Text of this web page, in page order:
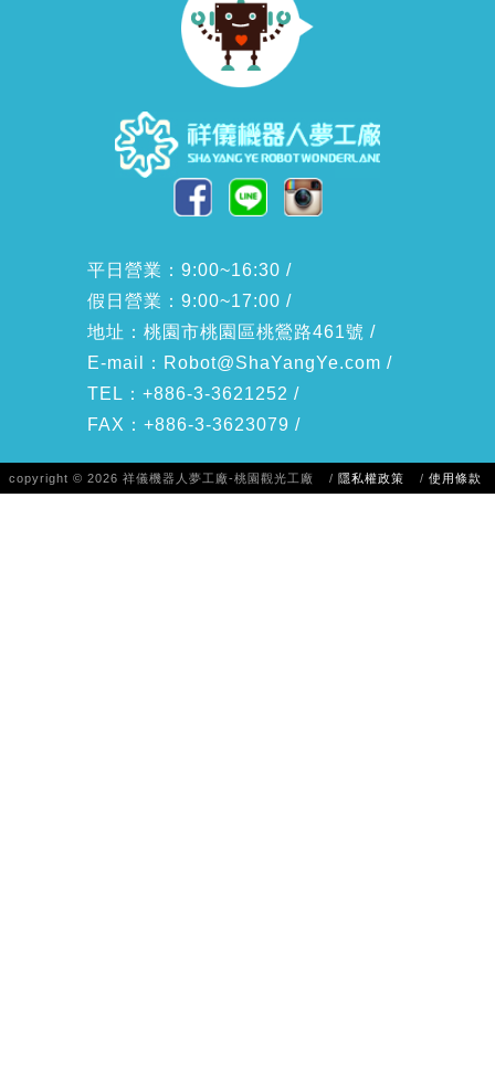
平日營業：9:00~16:30 /
假日營業：9:00~17:00 /
地址：桃園市桃園區桃鶯路461號 /
E-mail： Robot@ShaYangYe.com /
TEL：+886-3-3621252 /
FAX：+886-3-3623079 /
copyright © 2026 祥儀機器人夢工廠-桃園觀光工廠 / 隱私權政策 / 使用條款